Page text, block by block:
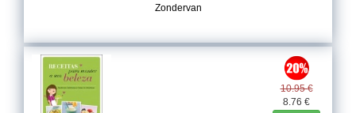
Zondervan
10.95 €
8.76 €